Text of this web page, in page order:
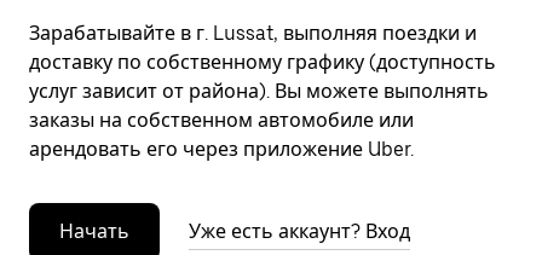
Зарабатывайте в г. Lussat, выполняя поездки и
доставку по собственному графику (доступность
услуг зависит от района). Вы можете выполнять
заказы на собственном автомобиле или
арендовать его через приложение Uber.
Начать Уже есть аккаунт? Вход